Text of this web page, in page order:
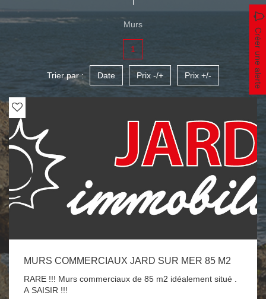
Murs
Créer une alerte
1
Trier par : Date Prix -/+ Prix +/-
MURS COMMERCIAUX JARD SUR MER 85 M2
RARE !!! Murs commerciaux de 85 m2 idéalement situé .
A SAISIR !!!